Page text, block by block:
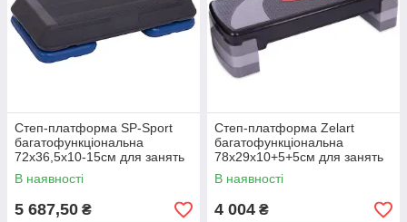
Степ-платформа SP-Sport
багатофункціональна
72x36,5x10-15см для занять
степ-аеробікою
В наявності
5 687,50 ₴
Степ-платформа Zelart
багатофункціональна
78x29x10+5+5см для занять
степ-аеробікою
В наявності
4 004 ₴